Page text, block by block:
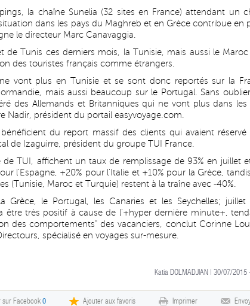
la chaîne Sunelia (32 sites en France) attendant un
dans les pays du Maghreb et en Grèce contribue en
le directeur Marc Canavaggia.
de Tunis ces derniers mois, la Tunisie, mais aussi le
des touristes français comme étrangers.
vont plus en Tunisie et se sont donc reportés sur la
mais aussi beaucoup sur le Portugal. Sans
des Allemands et Britanniques qui ne vont plus dans les
Nadir, président du portail easyvoyage.com.
du report massif des clients qui avaient réservé
de Izaguirre, président du groupe TUI France.
de TUI, affichent un taux de remplissage de 93% en juillet
l'Espagne, +20% pour l'Italie et +10% pour la Grèce,
(Tunisie, Maroc et Turquie) restent à la traîne avec -40%.
le Portugal, les Canaries et les Seychelles; juillet
être très positif à cause de l'+hyper dernière minute+,
des comportements" des vacanciers, conclut Corinne
spécialisé en voyages sur-mesure.
Katia DOLMADJIAN | 30/07/2015
sur Facebook0 Ajouter aux favoris Imprimer